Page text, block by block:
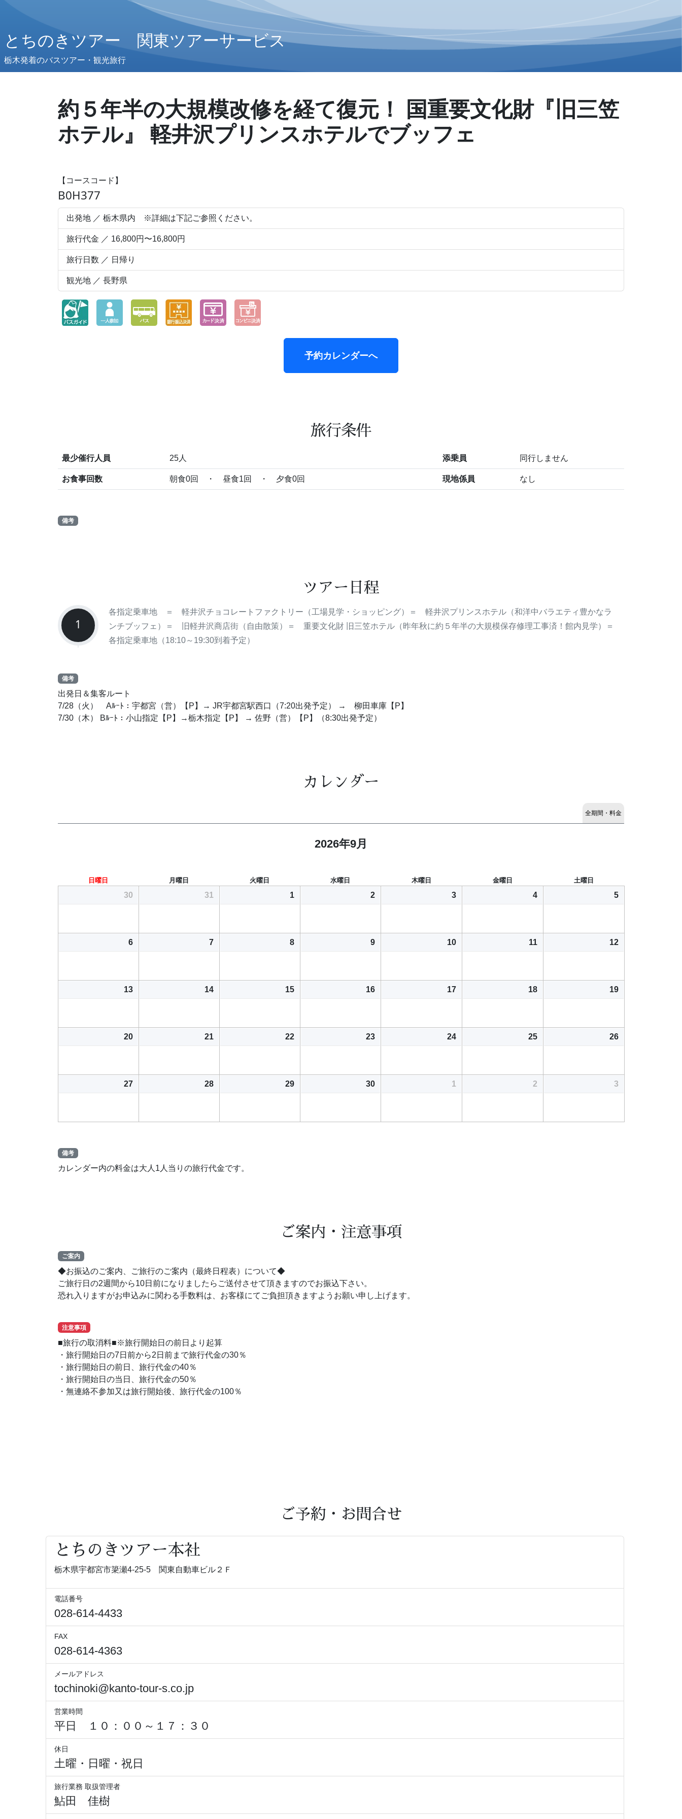
とちのきツアー 関東ツアーサービス
栃木発着のバスツアー・観光旅行
約５年半の大規模改修を経て復元！ 国重要文化財『旧三笠
ホテル』 軽井沢プリンスホテルでブッフェ
【コースコード】
B0H377
出発地 ／ 栃木県内 ※詳細は下記ご参照ください。
旅行代金 ／ 16,800円〜16,800円
旅行日数 ／ 日帰り
観光地 ／ 長野県
予約カレンダーへ
旅行条件
最少催行人員 25人 添乗員 同行しません
お食事回数 朝食0回 ・ 昼食1回 ・ 夕食0回 現地係員 なし
備考
ツアー日程
1
各指定乗車地 ＝ 軽井沢チョコレートファクトリー（工場見学・ショッピング）＝ 軽井沢プリンスホテル（和洋中バラエティ豊かなラ
ンチブッフェ）＝ 旧軽井沢商店街（自由散策）＝ 重要文化財 旧三笠ホテル（昨年秋に約５年半の大規模保存修理工事済！館内見学）＝
各指定乗車地（18:10～19:30到着予定）
備考
出発日＆集客ルート
7/28（火） Aﾙｰﾄ：宇都宮（営）【P】→ JR宇都宮駅西口（7:20出発予定） → 柳田車庫【P】
7/30（木） Bﾙｰﾄ：小山指定【P】→栃木指定【P】 → 佐野（営）【P】（8:30出発予定）
カレンダー
全期間・料金
2026年9月
日曜日 月曜日 火曜日 水曜日 木曜日 金曜日 土曜日
30 31 1 2 3 4 5
6 7 8 9 10 11 12
13 14 15 16 17 18 19
20 21 22 23 24 25 26
27 28 29 30 1 2 3
備考
カレンダー内の料金は大人1人当りの旅行代金です。
ご案内・注意事項
ご案内
◆お振込のご案内、ご旅行のご案内（最終日程表）について◆
ご旅行日の2週間から10日前になりましたらご送付させて頂きますのでお振込下さい。
恐れ入りますがお申込みに関わる手数料は、お客様にてご負担頂きますようお願い申し上げます。
注意事項
■旅行の取消料■※旅行開始日の前日より起算
・旅行開始日の7日前から2日前まで旅行代金の30％
・旅行開始日の前日、旅行代金の40％
・旅行開始日の当日、旅行代金の50％
・無連絡不参加又は旅行開始後、旅行代金の100％
ご予約・お問合せ
とちのきツアー本社
栃木県宇都宮市簗瀬4-25-5 関東自動車ビル２Ｆ
電話番号
028-614-4433
FAX
028-614-4363
メールアドレス
tochinoki@kanto-tour-s.co.jp
営業時間
平日 １０：００～１７：３０
休日
土曜・日曜・祝日
旅行業務 取扱管理者
鮎田 佳樹